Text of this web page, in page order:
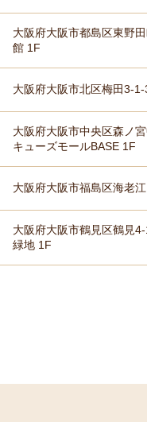
大阪府大阪市都島区東野
館 1F
大阪府大阪市北区梅田3-
大阪府大阪市中央区森ノ
キューズモールBASE 1F
大阪府大阪市福島区海老
大阪府大阪市鶴見区鶴見
緑地 1F